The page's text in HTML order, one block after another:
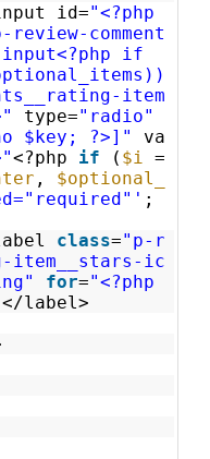
id="<?php
review-comment
if
item
type="radio"
$key; ?>]"
va
<?php if ( $i
=
, $optional_
;
class="p-r
item__stars-ic
for="<?php
label>